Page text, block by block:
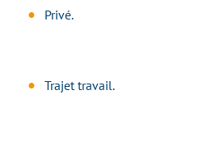
Privé.
Trajet travail.